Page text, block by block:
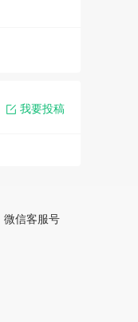
我要投稿
微信客服号